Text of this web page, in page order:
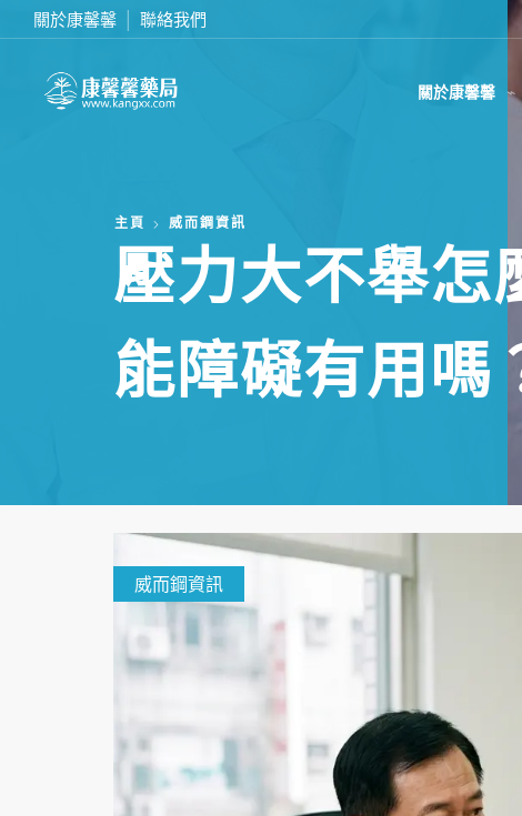
關於康馨馨 聯絡我們在線訂購或致電我們 0437070132
關於康馨馨
主頁 威而鋼資訊
壓力大不舉
能障礙有用
威而鋼資訊